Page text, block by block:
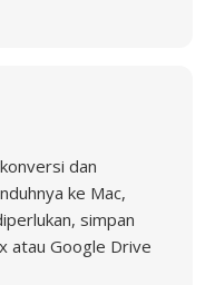
dan
ke Mac,
simpan
atau Google Drive